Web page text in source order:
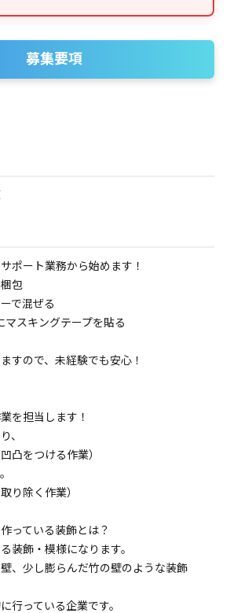
募集要項
ポート業務から始めます！
包
で混ぜる
マスキングテープを貼る
すので、未経験でも安心！
を担当します！
、
凸をつける作業）
り除く作業）
っている装飾とは？
装飾・模様になります。
、少し膨らんだ竹の壁のような装飾
行っている企業です。